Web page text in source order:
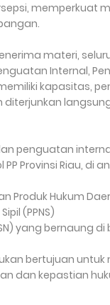
memperkuat
materi,
Internal,
kapasitas,
diterjunkan
penguatan
Provinsi Riau, di
Produk Hukum
(PPNS)
yang bernaung di
bertujuan
dan kepastian